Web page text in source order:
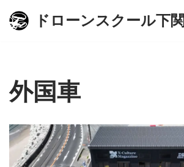
コ
ン
ツ
ス
キ
ドローンスクール下関
外国車